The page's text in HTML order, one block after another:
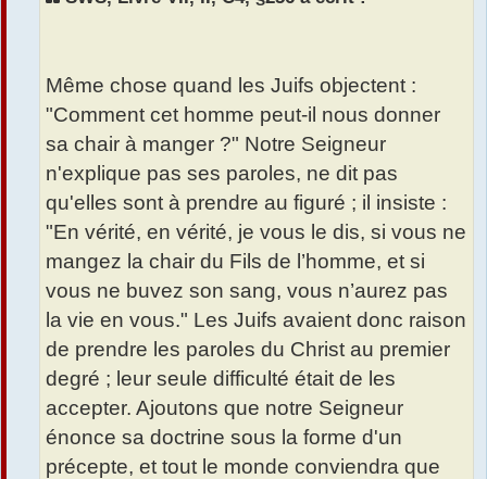
Même chose quand les Juifs objectent :
"Comment cet homme peut-il nous donner
sa chair à manger ?" Notre Seigneur
n'explique pas ses paroles, ne dit pas
qu'elles sont à prendre au figuré ; il insiste :
"En vérité, en vérité, je vous le dis, si vous ne
mangez la chair du Fils de l’homme, et si
vous ne buvez son sang, vous n’aurez pas
la vie en vous." Les Juifs avaient donc raison
de prendre les paroles du Christ au premier
degré ; leur seule difficulté était de les
accepter. Ajoutons que notre Seigneur
énonce sa doctrine sous la forme d'un
précepte, et tout le monde conviendra que